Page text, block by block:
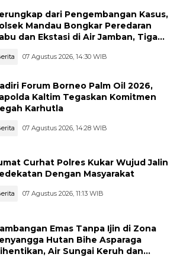
dari Pengembangan Kasus,
Mandau Bongkar Peredaran
dan Ekstasi di Air Jamban, Tiga
07 Agustus 2026, 14:30 WIB
Forum Borneo Palm Oil 2026,
Kaltim Tegaskan Komitmen
Karhutla
07 Agustus 2026, 14:28 WIB
Curhat Polres Kukar Wujud Jalin
Dengan Masyarakat
07 Agustus 2026, 11:13 WIB
Emas Tanpa Ijin di Zona
Hutan Bihe Asparaga
Air Sungai Keruh dan